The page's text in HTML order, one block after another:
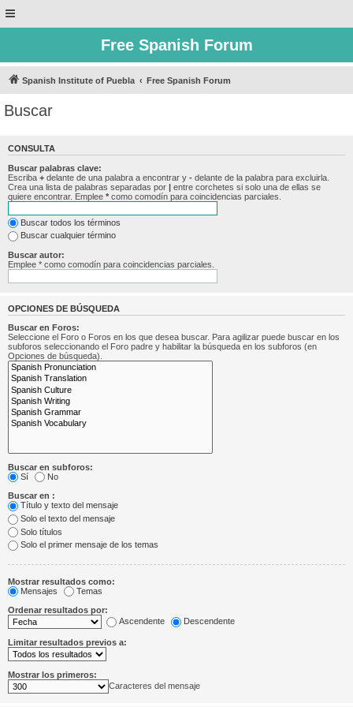
Free Spanish Forum
Spanish Institute of Puebla Free Spanish Forum
Buscar
CONSULTA
Buscar palabras clave:
Escriba + delante de una palabra a encontrar y - delante de la palabra para excluirla.
Crea una lista de palabras separadas por | entre corchetes si solo una de ellas se
quiere encontrar. Emplee * como comodín para coincidencias parciales.
Buscar todos los términos
Buscar cualquier término
Buscar autor:
Emplee * como comodín para coincidencias parciales.
OPCIONES DE BÚSQUEDA
Buscar en Foros:
Seleccione el Foro o Foros en los que desea buscar. Para agilizar puede buscar en los
subforos seleccionando el Foro padre y habilitar la búsqueda en los subforos (en
Opciones de búsqueda).
Buscar en subforos:
Sí
No
Buscar en :
Título y texto del mensaje
Solo el texto del mensaje
Solo títulos
Solo el primer mensaje de los temas
Mostrar resultados como:
Mensajes
Temas
Ordenar resultados por:
Ascendente
Descendente
Limitar resultados previos a:
Mostrar los primeros:
Caracteres del mensaje